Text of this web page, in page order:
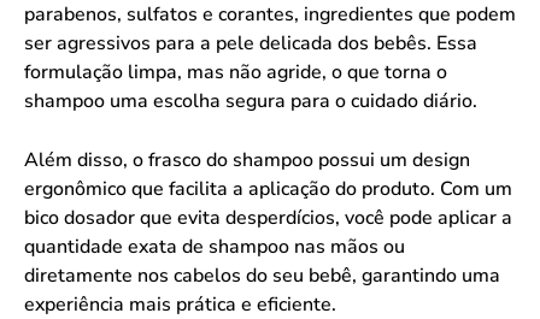
parabenos, sulfatos e corantes, ingredientes que podem
ser agressivos para a pele delicada dos bebês. Essa
formulação limpa, mas não agride, o que torna o
shampoo uma escolha segura para o cuidado diário.
Além disso, o frasco do shampoo possui um design
ergonômico que facilita a aplicação do produto. Com um
bico dosador que evita desperdícios, você pode aplicar a
quantidade exata de shampoo nas mãos ou
diretamente nos cabelos do seu bebê, garantindo uma
experiência mais prática e eficiente.